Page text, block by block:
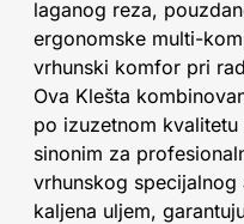
laganog reza,
ergonomske multi-
vrhunski komfor pri
Ova Klešta
po izuzetnom
sinonim za
vrhunskog
kaljena uljem,